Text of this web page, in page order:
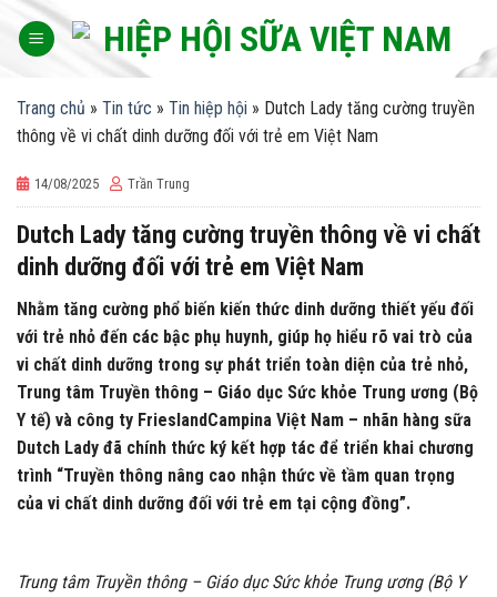
Trang chủ » Tin tức » Tin hiệp hội » Dutch Lady tăng cường truyền
thông về vi chất dinh dưỡng đối với trẻ em Việt Nam
14/08/2025 Trần Trung
Dutch Lady tăng cường truyền thông về vi chất
dinh dưỡng đối với trẻ em Việt Nam
Nhằm tăng cường phổ biến kiến thức dinh dưỡng thiết yếu đối
với trẻ nhỏ đến các bậc phụ huynh, giúp họ hiểu rõ vai trò của
vi chất dinh dưỡng trong sự phát triển toàn diện của trẻ nhỏ,
Trung tâm Truyền thông – Giáo dục Sức khỏe Trung ương (Bộ
Y tế) và công ty FrieslandCampina Việt Nam – nhãn hàng sữa
Dutch Lady đã chính thức ký kết hợp tác để triển khai chương
trình “Truyền thông nâng cao nhận thức về tầm quan trọng
của vi chất dinh dưỡng đối với trẻ em tại cộng đồng”.
Trung tâm Truyền thông – Giáo dục Sức khỏe Trung ương (Bộ Y